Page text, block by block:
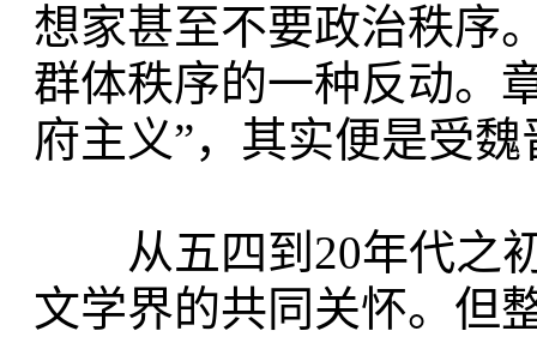
想家甚至不要政治秩序
群体秩序的一种反动。
府主义”，其实便是受
从五四到20年代之初
文学界的共同关怀。但